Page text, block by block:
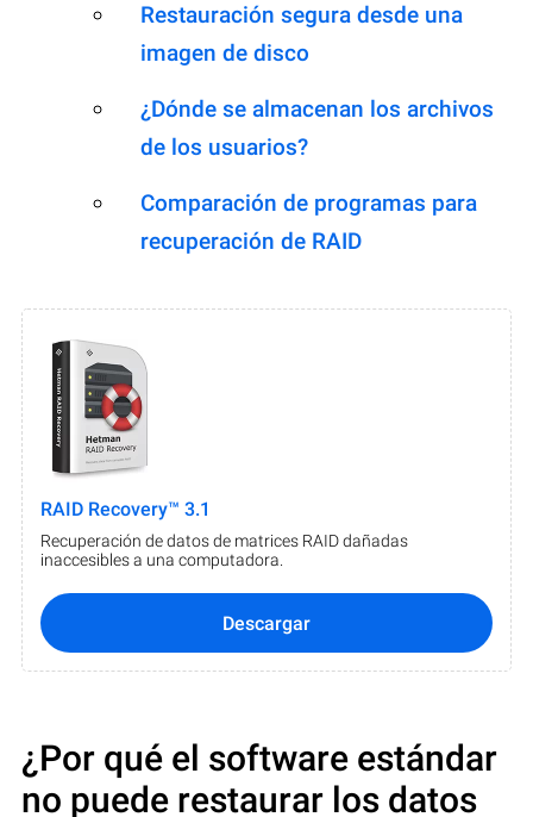
Restauración segura desde una
imagen de disco
¿Dónde se almacenan los archivos
de los usuarios?
Comparación de programas para
recuperación de RAID
RAID Recovery™ 3.1
Recuperación de datos de matrices RAID dañadas
inaccesibles a una computadora.
Descargar
¿Por qué el software estándar
no puede restaurar los datos